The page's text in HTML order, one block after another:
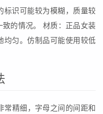
标识可能较为模糊，质量较
的情况。 材质：正品女装
均匀。仿制品可能使用较低
常精细，字母之间的间距和